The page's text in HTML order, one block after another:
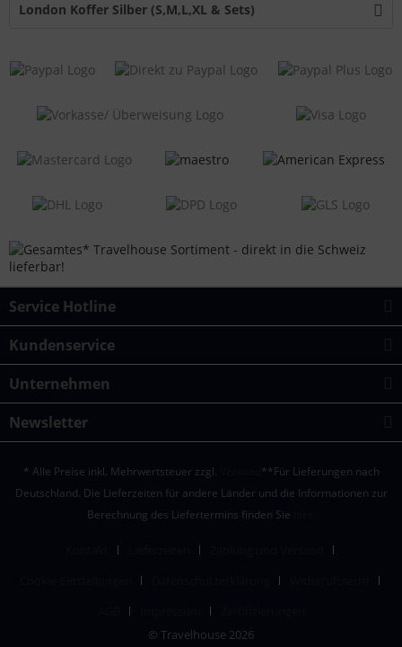
London Koffer Silber (S,M,L,XL & Sets)
Service Hotline
Kundenservice
Unternehmen
Newsletter
* Alle Preise inkl. Mehrwertsteuer zzgl.
**Für Lieferungen nach
Deutschland. Die Lieferzeiten für andere Länder und die Informationen zur
Berechnung des Liefertermins finden Sie
© Travelhouse 2026